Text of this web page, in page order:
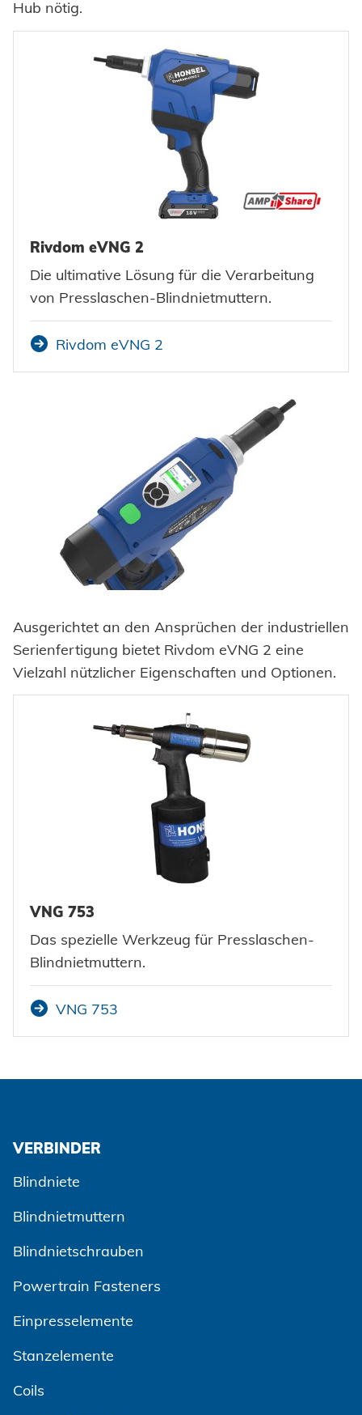
Hub nötig.
Rivdom eVNG 2
Die ultimative Lösung für die Verarbeitung
von Presslaschen-Blindnietmuttern.
Rivdom eVNG 2
Ausgerichtet an den Ansprüchen der industriellen
Serienfertigung bietet Rivdom eVNG 2 eine
Vielzahl nützlicher Eigenschaften und Optionen.
VNG 753
Das spezielle Werkzeug für Presslaschen-
Blindnietmuttern.
VNG 753
VERBINDER
Blindniete
Blindnietmuttern
Blindnietschrauben
Powertrain Fasteners
Einpresselemente
Stanzelemente
Coils